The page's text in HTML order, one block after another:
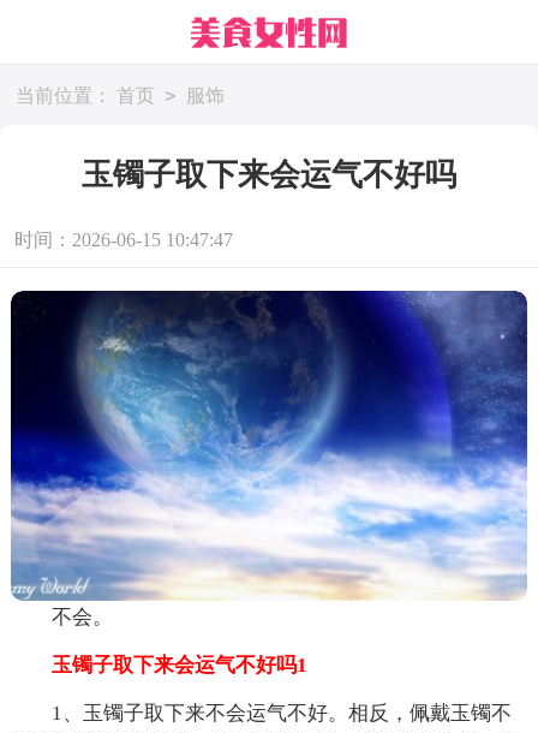
当前位置： 首页 > 服饰
玉镯子取下来会运气不好吗
时间：2026-06-15 10:47:47
不会。
玉镯子取下来会运气不好吗1
1、玉镯子取下来不会运气不好。相反，佩戴玉镯不